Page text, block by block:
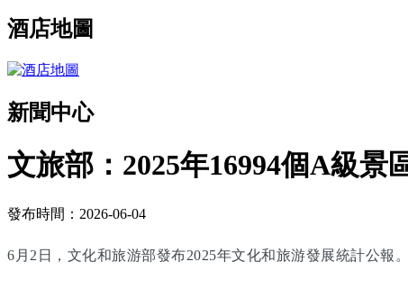
酒店地圖
新聞中心
文旅部：2025年16994個A級景
發布時間：2026-06-04
6月2日，文化和旅游部發布2025年文化和旅游發展統計公報。